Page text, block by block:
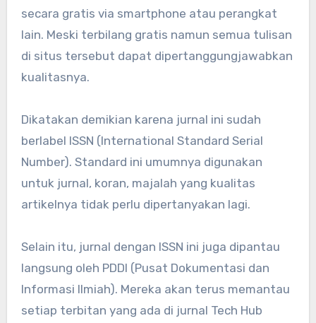
secara gratis via smartphone atau perangkat
lain. Meski terbilang gratis namun semua tulisan
di situs tersebut dapat dipertanggungjawabkan
kualitasnya.
Dikatakan demikian karena jurnal ini sudah
berlabel ISSN (International Standard Serial
Number). Standard ini umumnya digunakan
untuk jurnal, koran, majalah yang kualitas
artikelnya tidak perlu dipertanyakan lagi.
Selain itu, jurnal dengan ISSN ini juga dipantau
langsung oleh PDDI (Pusat Dokumentasi dan
Informasi Ilmiah). Mereka akan terus memantau
setiap terbitan yang ada di jurnal Tech Hub